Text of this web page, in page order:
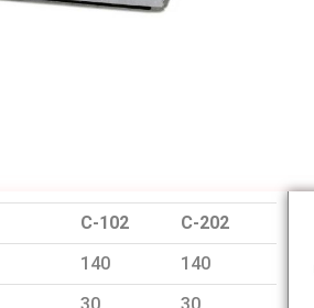
C-102
C-202
140
140